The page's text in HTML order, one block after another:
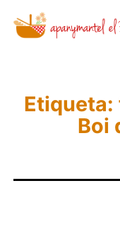
Saltar
Novedades
de
Apanymantel
Etiqueta:
Boi